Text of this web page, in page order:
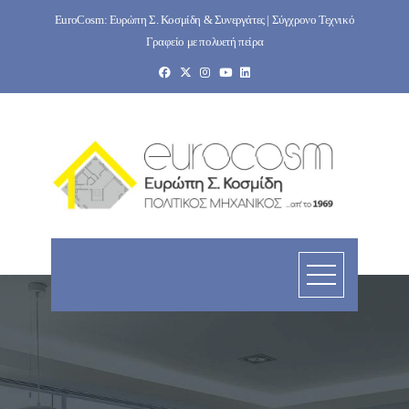
EuroCosm: Ευρώπη Σ. Κοσμίδη & Συνεργάτες | Σύγχρονο Τεχνικό
Γραφείο με πολυετή πείρα